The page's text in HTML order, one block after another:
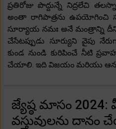
ప్రతిరోజు పొద్దున్నే నిద్రలేచి
అంతా రాగిపాత్రను ఉపయోగించి
సూర్యాయ నమః అనే మంత్రాన్ని
చేసేటప్పుడు సూర్యుని వైపు
కుండ నుండి కురిపించే నీటి
చేయాలి. ఇది విజయం మరియు
జ్యేష్ఠ మాసం
వస్తువులను దానం